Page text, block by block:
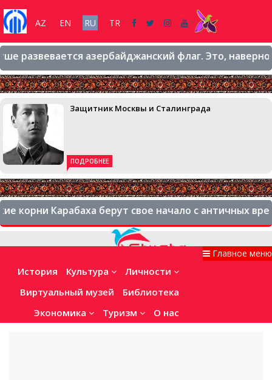
AZ EN RU TR
азербайджанский флаг. Это, наверное,
Защитник Москвы и Сталинграда
ПОДРОБНЕЕ
Карабаха берут свое начало с античных времен.
Главное меню
История Культура
Личности
Виртуальный музей
Библиотека
Экономика
Туризм О нас